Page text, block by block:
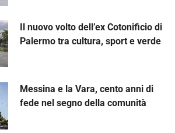
Il nuovo volto dell’ex Cotonificio di
Palermo tra cultura, sport e verde
Messina e la Vara, cento anni di
fede nel segno della comunità